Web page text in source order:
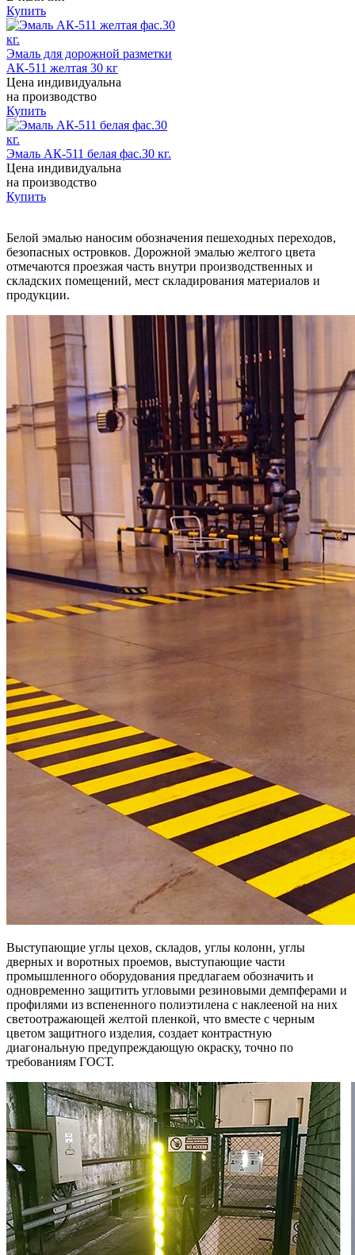
Купить
Эмаль для дорожной разметки
АК-511 желтая 30 кг
Цена индивидуальна
на производство
Купить
Эмаль АК-511 белая фас.30 кг.
Цена индивидуальна
на производство
Купить
Белой эмалью наносим обозначения пешеходных переходов,
безопасных островков. Дорожной эмалью желтого цвета
отмечаются проезжая часть внутри производственных и
складских помещений, мест складирования материалов и
продукции.
Выступающие углы цехов, складов, углы колонн, углы
дверных и воротных проемов, выступающие части
промышленного оборудования предлагаем обозначить и
одновременно защитить угловыми резиновыми демпферами и
профилями из вспененного полиэтилена с наклееной на них
светоотражающей желтой пленкой, что вместе с черным
цветом защитного изделия, создает контрастную
диагональную предупреждающую окраску, точно по
требованиям ГОСТ.